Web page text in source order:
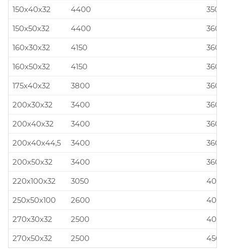
150x40x32
4400
150x50x32
4400
160x30x32
4150
160x50x32
4150
175x40x32
3800
200x30x32
3400
200x40x32
3400
200x40x44,5
3400
200x50x32
3400
220x100x32
3050
250x50x100
2600
270x30x32
2500
270x50x32
2500